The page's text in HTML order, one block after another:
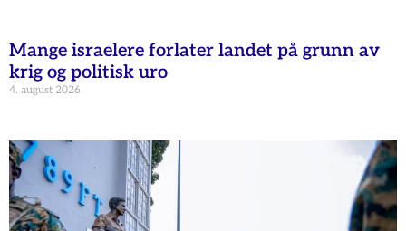
Mange israelere forlater landet på grunn av
krig og politisk uro
4. august 2026